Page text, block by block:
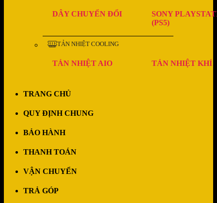
DÂY CHUYỂN ĐỔI
SONY
(PS5)
TẢN NHIỆT COOLING
TẢN NHIỆT AIO TẢN NHIỆT KHÍ
TRANG CHỦ
QUY ĐỊNH CHUNG
BẢO HÀNH
THANH TOÁN
VẬN CHUYỂN
TRẢ GÓP